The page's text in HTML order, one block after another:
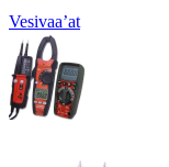
Vesivaa’at